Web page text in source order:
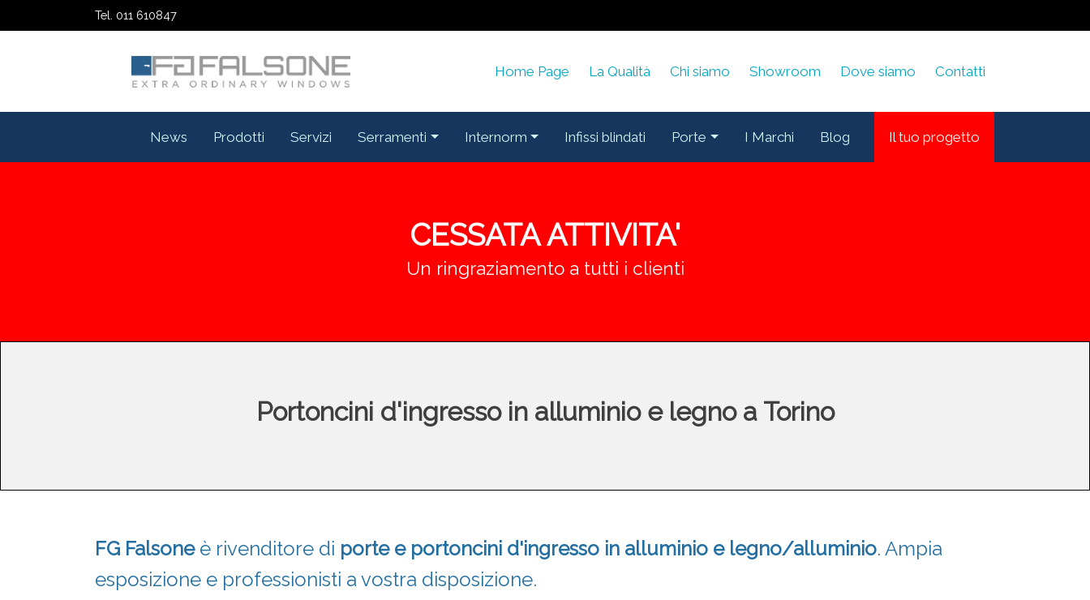
Tel. 011 610847
Home Page La Qualità Chi siamo Showroom Dove siamo Contatti
News Prodotti Servizi Serramenti Internorm Infissi blindati Porte I Marchi Blog Il tuo progetto
CESSATA ATTIVITA'
Un ringraziamento a tutti i clienti
Portoncini d'ingresso in alluminio e legno a Torino
FG Falsoneè rivenditore di porte e portoncini d'ingresso in alluminio e legno/alluminio. Ampia
esposizione e professionisti a vostra disposizione.